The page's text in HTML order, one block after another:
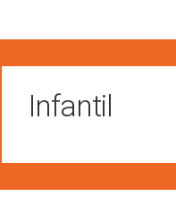
Infantil